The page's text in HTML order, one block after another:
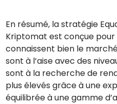
En résumé, la stratégie
Kriptomat est conçue pour
connaissent bien le
sont à l’aise avec des
sont à la recherche de
plus élevés grâce à une
équilibrée à une gamme